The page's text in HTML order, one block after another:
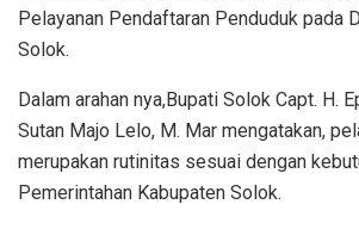
Pelayanan Pendaftaran Penduduk pada
Solok.
Dalam arahan nya,Bupati Solok Capt. H.
Sutan Majo Lelo, M. Mar mengatakan,
merupakan rutinitas sesuai dengan
Pemerintahan Kabupaten Solok.